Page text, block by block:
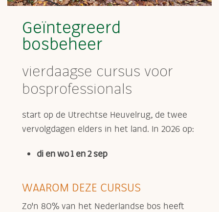
Geïntegreerd
bosbeheer
vierdaagse cursus voor
bosprofessionals
start op de Utrechtse Heuvelrug, de twee
vervolgdagen elders in het land. In 2026 op:
di en wo 1 en 2 sep
WAAROM DEZE CURSUS
Zo'n 80% van het Nederlandse bos heeft